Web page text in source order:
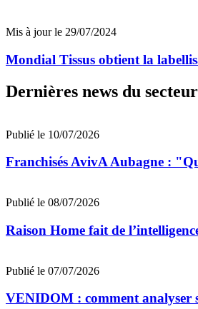
Mis à jour le 29/07/2024
Mondial Tissus obtient la
Dernières news du secteur
Publié le 10/07/2026
Franchisés AvivA Aubagne :
Publié le 08/07/2026
Raison Home fait de
Publié le 07/07/2026
VENIDOM : comment analyser